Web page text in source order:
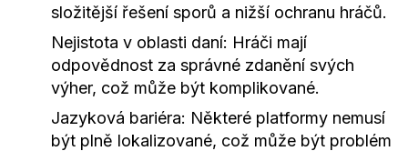
složitější řešení sporů a nižší ochranu hráčů.
Nejistota v oblasti daní: Hráči mají
odpovědnost za správné zdanění svých
výher, což může být komplikované.
Jazyková bariéra: Některé platformy nemusí
být plně lokalizované, což může být problém